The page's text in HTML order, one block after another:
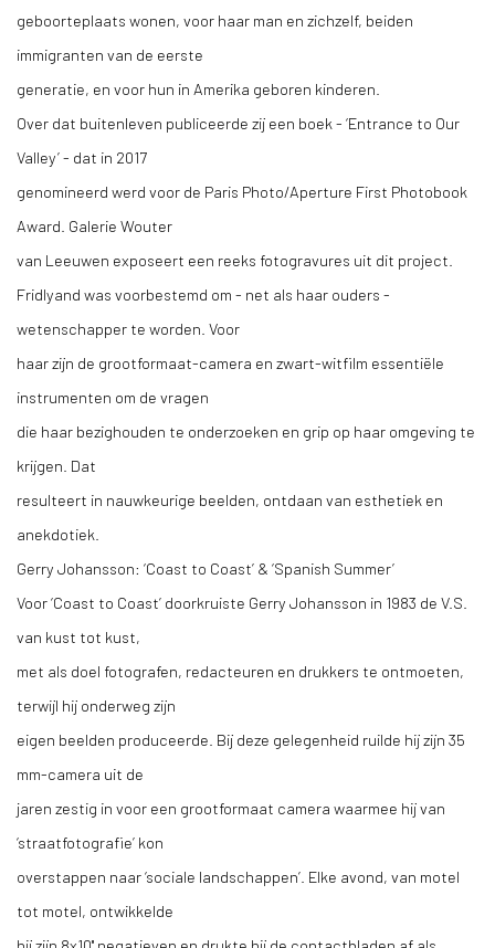
geboorteplaats wonen, voor haar man en zichzelf, beiden
immigranten van de eerste
generatie, en voor hun in Amerika geboren kinderen.
Over dat buitenleven publiceerde zij een boek - ‘Entrance to Our
Valley’ - dat in 2017
genomineerd werd voor de Paris Photo/Aperture First Photobook
Award. Galerie Wouter
van Leeuwen exposeert een reeks fotogravures uit dit project.
Fridlyand was voorbestemd om - net als haar ouders -
wetenschapper te worden. Voor
haar zijn de grootformaat-camera en zwart-witfilm essentiële
instrumenten om de vragen
die haar bezighouden te onderzoeken en grip op haar omgeving te
krijgen. Dat
resulteert in nauwkeurige beelden, ontdaan van esthetiek en
anekdotiek.
Gerry Johansson: ‘Coast to Coast’ & ‘Spanish Summer’
Voor ‘Coast to Coast’ doorkruiste Gerry Johansson in 1983 de V.S.
van kust tot kust,
met als doel fotografen, redacteuren en drukkers te ontmoeten,
terwijl hij onderweg zijn
eigen beelden produceerde. Bij deze gelegenheid ruilde hij zijn 35
mm-camera uit de
jaren zestig in voor een grootformaat camera waarmee hij van
‘straatfotografie’ kon
overstappen naar ‘sociale landschappen’. Elke avond, van motel
tot motel, ontwikkelde